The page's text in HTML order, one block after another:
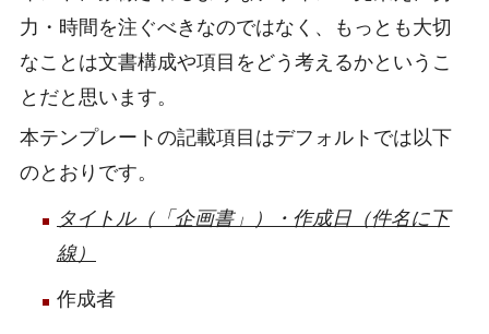
力・時間を注ぐべきなのではなく、もっとも大切
なことは文書構成や項目をどう考えるかというこ
とだと思います。
本テンプレートの記載項目はデフォルトでは以下
のとおりです。
タイトル（「企画書」）・作成日（件名に下
線）
作成者